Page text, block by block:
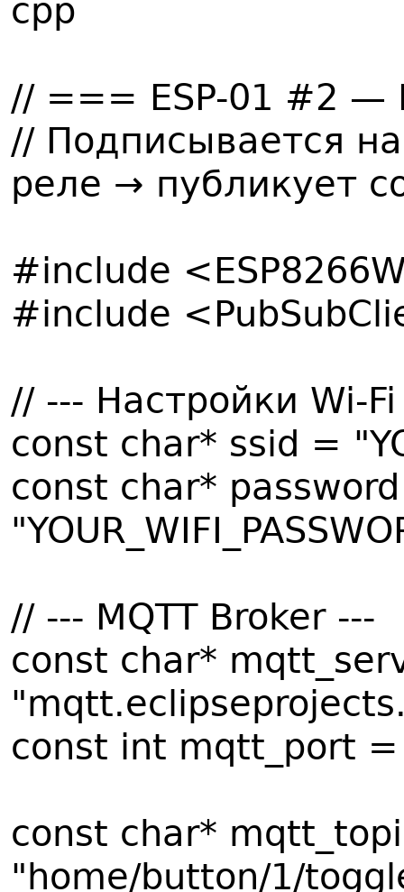
cpp
// === ESP-01 #2
// Подписывается
реле → публикует
#include
#include
// --- Настройки Wi-
const char* ssid =
const char*
// --- MQTT Broker ---
const char*
const int mqtt_port
const char*
"home/button/1/